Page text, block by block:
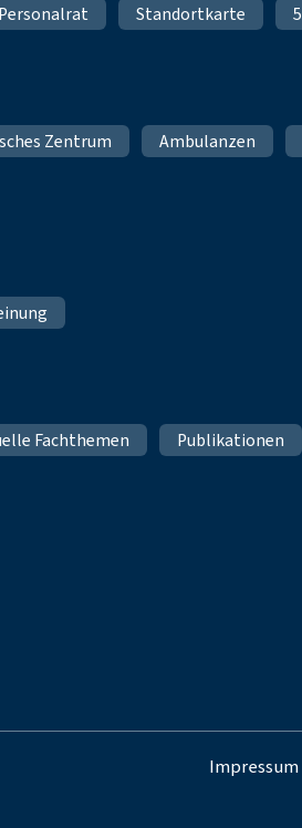
Personalrat Standortkarte
Zentrum Ambulanzen
Fachthemen Publikationen
Impressum